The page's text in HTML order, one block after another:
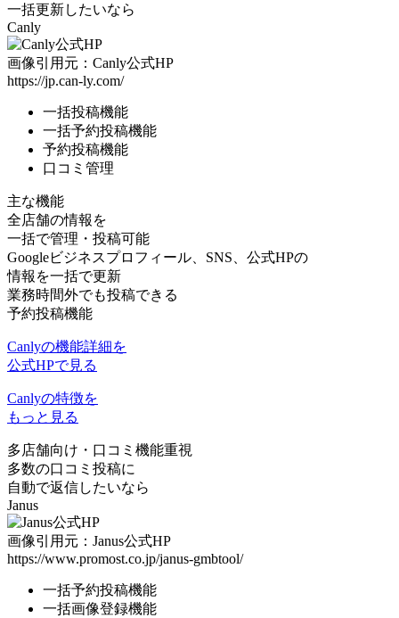
一括更新したいなら
Canly
画像引用元：Canly公式HP
https://jp.can-ly.com/
一括投稿機能
一括予約投稿機能
予約投稿機能
口コミ管理
主な機能
全店舗の情報を
一括で管理・投稿可能
Googleビジネスプロフィール、SNS、公式HPの
情報を一括で更新
業務時間外でも投稿できる
予約投稿機能
Canlyの機能詳細を
公式HPで見る
Canlyの特徴を
もっと見る
多店舗向け ・ 口コミ機能重視
多数の口コミ投稿に
自動で返信したいなら
Janus
画像引用元：Janus公式HP
https://www.promost.co.jp/janus-gmbtool/
一括予約投稿機能
一括画像登録機能